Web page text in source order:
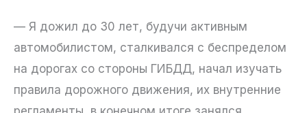
— Я дожил до 30 лет, будучи активным
автомобилистом, сталкивался с беспределом
на дорогах со стороны ГИБДД, начал изучать
правила дорожного движения, их внутренние